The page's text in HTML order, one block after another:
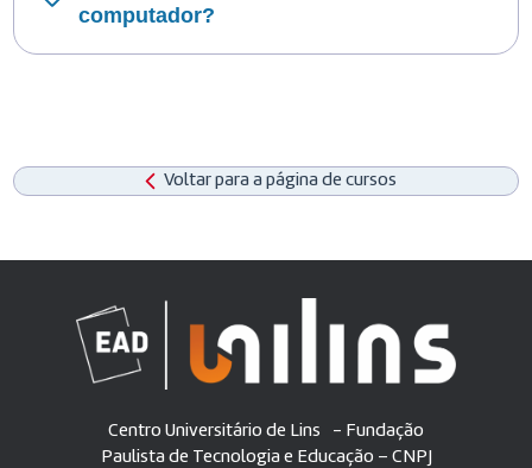
computador?
Voltar para a página de cursos
Centro Universitário de Lins - Fundação
Paulista de Tecnologia e Educação – CNPJ